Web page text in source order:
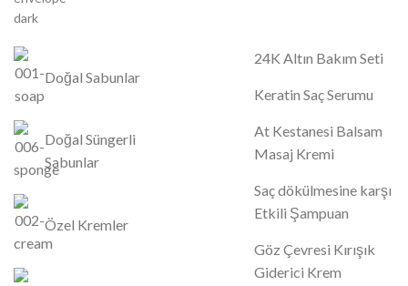
Doğal Sabunlar
Doğal Süngerli
Sabunlar
Özel Kremler
24K Altın Bakım Seti
Keratin Saç Serumu
At Kestanesi Balsam
Masaj Kremi
Saç dökülmesine karşı
Etkili Şampuan
Göz Çevresi Kırışık
Giderici Krem